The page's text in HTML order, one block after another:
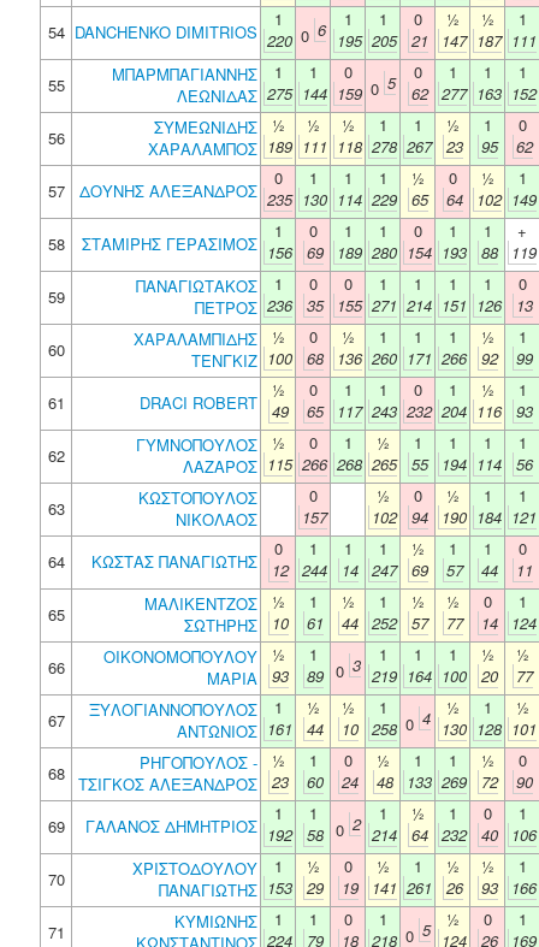
54 DANCHENKO DIMITRIOS
1
220 0 6
1
195
1
205
0
21
½
147
½
187
1
111
55
ΜΠΑΡΜΠΑΓΙΑΝΝΗΣ
ΛΕΩΝΙΔΑΣ
1
275
1
144
0
159 0 5
0
62
1
277
1
163
1
152
56
ΣΥΜΕΩΝΙΔΗΣ
ΧΑΡΑΛΑΜΠΟΣ
½
189
½
111
½
118
1
278
1
267
½
23
1
95
0
62
57
ΔΟΥΝΗΣ ΑΛΕΞΑΝΔΡΟΣ
0
235
1
130
1
114
1
229
½
65
0
64
½
102
1
149
58
ΣΤΑΜΙΡΗΣ ΓΕΡΑΣΙΜΟΣ
1
156
0
69
1
189
1
280
0
154
1
193
1
88
+
119
59
ΠΑΝΑΓΙΩΤΑΚΟΣ
ΠΕΤΡΟΣ
1
236
0
35
0
155
1
271
1
214
1
151
1
126
0
13
60
ΧΑΡΑΛΑΜΠΙΔΗΣ
ΤΕΝΓΚΙΖ
½
100
0
68
½
136
1
260
1
171
1
266
½
92
1
99
61
DRACI ROBERT
½
49
0
65
1
117
1
243
0
232
1
204
½
116
1
93
62
ΓΥΜΝΟΠΟΥΛΟΣ
ΛΑΖΑΡΟΣ
½
115
0
266
1
268
½
265
1
55
1
194
1
114
1
56
63
ΚΩΣΤΟΠΟΥΛΟΣ
ΝΙΚΟΛΑΟΣ
0
157
½
102
0
94
½
190
1
184
1
121
64
ΚΩΣΤΑΣ ΠΑΝΑΓΙΩΤΗΣ
0
12
1
244
1
14
1
247
½
69
1
57
1
44
0
11
65
ΜΑΛΙΚΕΝΤΖΟΣ
ΣΩΤΗΡΗΣ
½
10
1
61
½
44
1
252
½
57
½
77
0
14
1
124
66
ΟΙΚΟΝΟΜΟΠΟΥΛΟΥ
ΜΑΡΙΑ
½
93
1
89 0 3
1
219
1
164
1
100
½
20
½
77
67
ΞΥΛΟΓΙΑΝΝΟΠΟΥΛΟΣ
ΑΝΤΩΝΙΟΣ
1
161
½
44
½
10
1
258 0 4
½
130
1
128
½
101
68
ΡΗΓΟΠΟΥΛΟΣ -
ΤΣΙΓΚΟΣ ΑΛΕΞΑΝΔΡΟΣ
½
23
1
60
0
24
½
48
1
133
1
269
½
72
0
90
69
ΓΑΛΑΝΟΣ ΔΗΜΗΤΡΙΟΣ
1
192
1
58 0 2
1
214
½
64
1
232
0
40
1
106
70
ΧΡΙΣΤΟΔΟΥΛΟΥ
ΠΑΝΑΓΙΩΤΗΣ
1
153
½
29
0
19
½
141
1
261
½
26
½
93
1
166
71
ΚΥΜΙΩΝΗΣ
1
224
1
79
0
18
1
218 0 5
½
124
0
26
1
169